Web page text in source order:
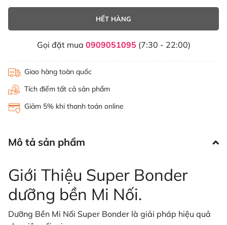
HẾT HÀNG
Gọi đặt mua 0909051095 (7:30 - 22:00)
Giao hàng toàn quốc
Tích điểm tất cả sản phẩm
Giảm 5% khi thanh toán online
Mô tả sản phẩm
Giới Thiệu Super Bonder
dưỡng bền Mi Nối.
Dưỡng Bền Mi Nối Super Bonder là giải pháp hiệu quả